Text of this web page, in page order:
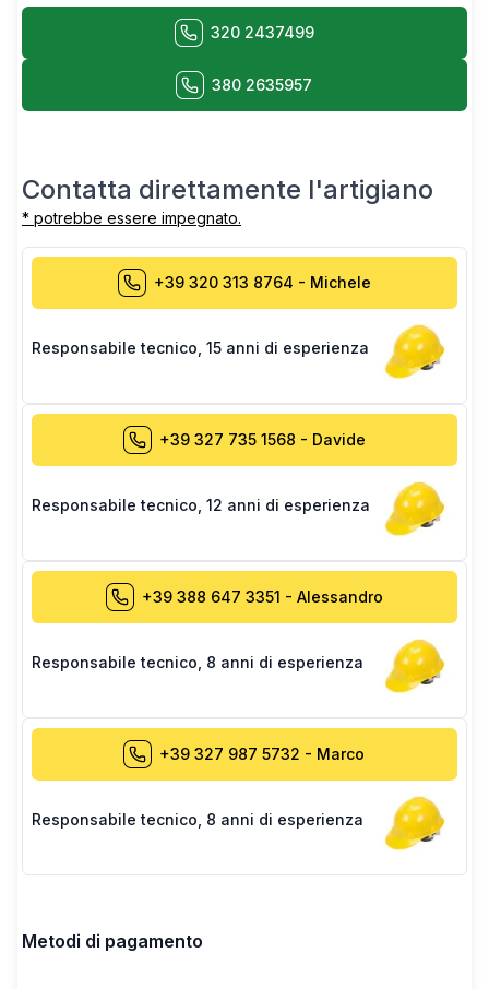
320 2437499
380 2635957
Contatta direttamente l'artigiano
* potrebbe essere impegnato.
+39 320 313 8764 - Michele
Responsabile tecnico 15 anni di esperienza
+39 327 735 1568 - Davide
Responsabile tecnico 12 anni di esperienza
+39 388 647 3351 - Alessandro
Responsabile tecnico 8 anni di esperienza
+39 327 987 5732 - Marco
Responsabile tecnico 8 anni di esperienza
Metodi di pagamento